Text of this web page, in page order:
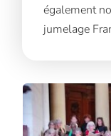
également
jumelage